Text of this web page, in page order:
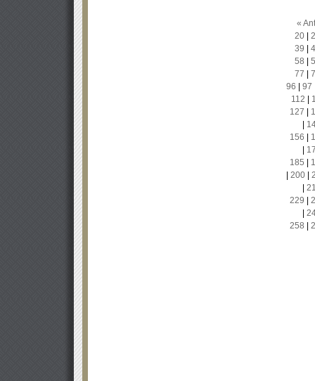
«
20|
39
58
77
96
97
112
127
156
185
200|
229
258